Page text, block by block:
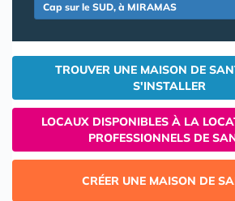
Cap sur le SUD, à MIRAMAS
TROUVER UNE MAISON DE
S'INSTALLER
LOCAUX DISPONIBLES À LA
PROFESSIONNELS DE
CRÉER UNE MAISON DE